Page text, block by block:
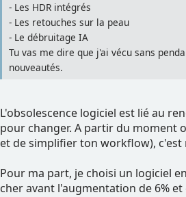
- Les HDR intégrés
- Les retouches sur la peau
- Le débruitage IA
Tu vas me dire que j'ai vécu sans
nouveautés.
L'obsolescence logiciel est lié au
pour changer. A partir du moment
et de simplifier ton workflow), c'est
Pour ma part, je choisi un logiciel
cher avant l'augmentation de 6%